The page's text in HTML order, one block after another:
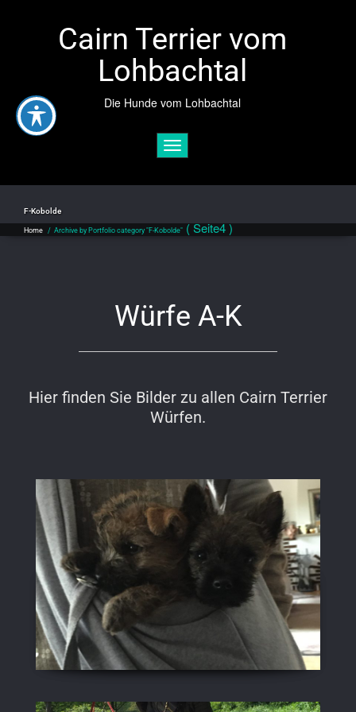
Cairn Terrier vom
Lohbachtal
Die Hunde vom Lohbachtal
Toggle navigation
F-Kobolde
Home / Archive by Portfolio category "F-Kobolde"( Seite4 )
Würfe A-K
Hier finden Sie Bilder zu allen Cairn Terrier
Würfen.